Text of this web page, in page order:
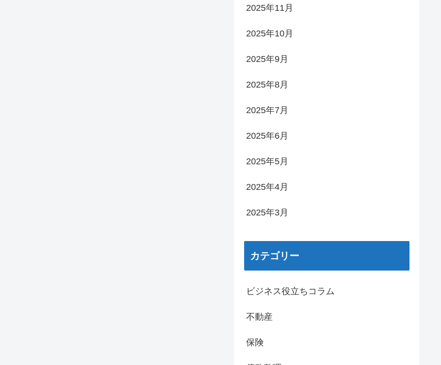
2025年11月
2025年10月
2025年9月
2025年8月
2025年7月
2025年6月
2025年5月
2025年4月
2025年3月
カテゴリー
ビジネス役立ちコラム
不動産
保険